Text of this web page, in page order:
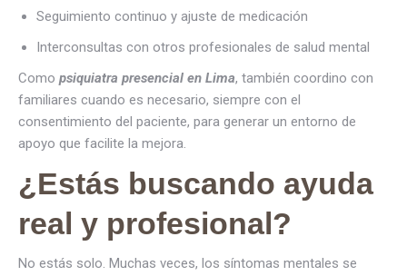
Seguimiento continuo y ajuste de medicación
Interconsultas con otros profesionales de salud mental
Como psiquiatra presencial en Lima, también coordino con
familiares cuando es necesario, siempre con el
consentimiento del paciente, para generar un entorno de
apoyo que facilite la mejora.
¿Estás buscando ayuda
real y profesional?
No estás solo. Muchas veces, los síntomas mentales se